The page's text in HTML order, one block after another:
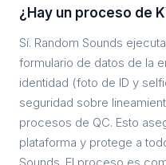
¿Hay un proceso de
Sí. Random Sounds
formulario de datos de la
identidad (foto de ID y
seguridad sobre
procesos de QC. Esto
plataforma y protege a
Sounds. El proceso es